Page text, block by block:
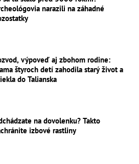
narazili na záhadné
výpoveď aj zbohom rodine:
štyroch detí zahodila starý život a
do Talianska
na dovolenku? Takto
izbové rastliny